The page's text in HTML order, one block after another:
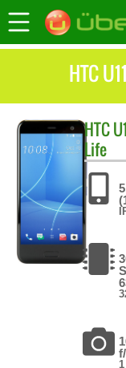
HTC
HTC
Life
1